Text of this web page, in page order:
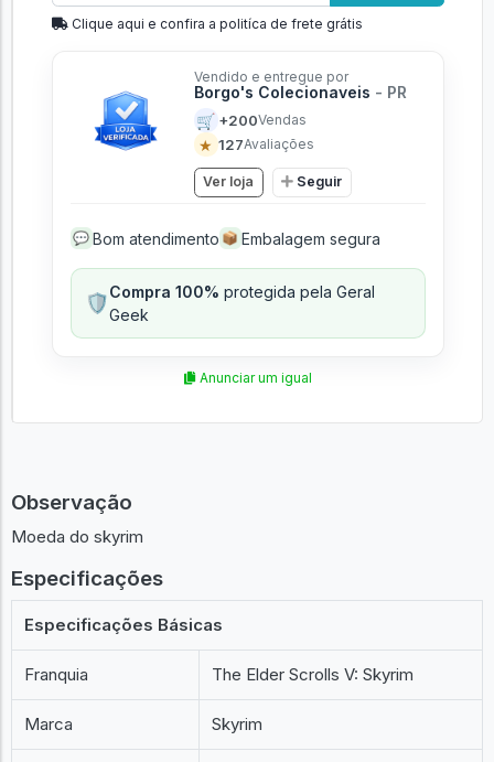
Clique aqui e confira a politíca de frete grátis
Vendido e entregue por
Borgo's Colecionaveis - PR
🛒 +200Vendas
★ 127Avaliações
Ver loja Seguir
💬 Bom atendimento 📦 Embalagem segura
🛡️Compra 100% protegida pela Geral
Geek
Anunciar um igual
Observação
Moeda do skyrim
Especificações
Especificações Básicas
Franquia The Elder Scrolls V: Skyrim
Marca Skyrim